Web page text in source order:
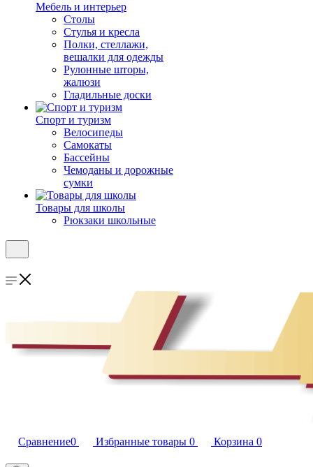
Мебель и интерьер
Столы
Стулья и кресла
Полки, стеллажи,
вешалки для одежды
Рулонные шторы,
жалюзи
Гладильные доски
Спорт и туризм
Велосипеды
Самокаты
Бассейны
Чемоданы и дорожные
сумки
Товары для школы
Рюкзаки школьные
Сравнение0 Избранные товары 0 Корзина 0